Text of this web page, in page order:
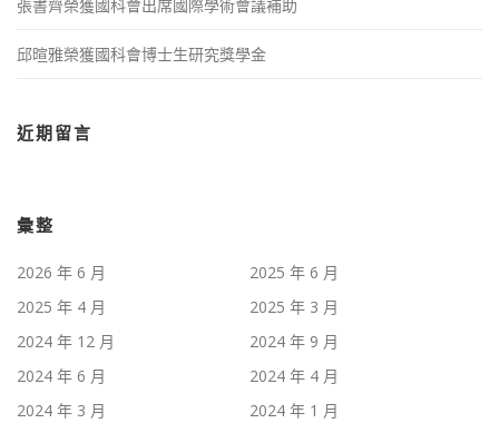
張書齊榮獲國科會出席國際學術會議補助
邱暄雅榮獲國科會博士生研究獎學金
近期留言
彙整
2026 年 6 月
2025 年 6 月
2025 年 4 月
2025 年 3 月
2024 年 12 月
2024 年 9 月
2024 年 6 月
2024 年 4 月
2024 年 3 月
2024 年 1 月